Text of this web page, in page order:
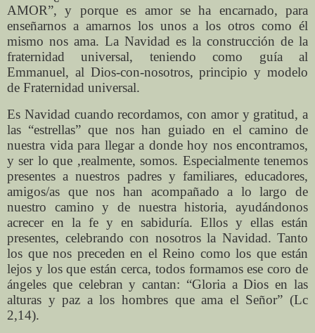
AMOR”, y porque es amor se ha encarnado, para
enseñarnos a amarnos los unos a los otros como él
mismo nos ama. La Navidad es la construcción de la
fraternidad universal, teniendo como guía al
Emmanuel, al Dios-con-nosotros, principio y modelo
de Fraternidad universal.
Es Navidad cuando recordamos, con amor y gratitud, a
las “estrellas” que nos han guiado en el camino de
nuestra vida para llegar a donde hoy nos encontramos,
y ser lo que ,realmente, somos. Especialmente tenemos
presentes a nuestros padres y familiares, educadores,
amigos/as que nos han acompañado a lo largo de
nuestro camino y de nuestra historia, ayudándonos
acrecer en la fe y en sabiduría. Ellos y ellas están
presentes, celebrando con nosotros la Navidad. Tanto
los que nos preceden en el Reino como los que están
lejos y los que están cerca, todos formamos ese coro de
ángeles que celebran y cantan: “Gloria a Dios en las
alturas y paz a los hombres que ama el Señor” (Lc
2,14).